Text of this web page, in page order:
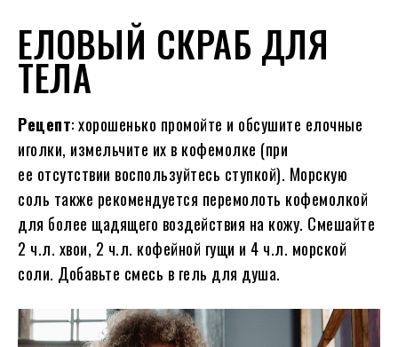
ЕЛОВЫЙ СКРАБ ДЛЯ
ТЕЛА
Рецепт: хорошенько промойте и обсушите елочные
иголки, измельчите их в кофемолке (при
ее отсутствии воспользуйтесь ступкой). Морскую
соль также рекомендуется перемолоть кофемолкой
для более щадящего воздействия на кожу. Смешайте
2 ч.л. хвои, 2 ч.л. кофейной гущи и 4 ч.л. морской
соли. Добавьте смесь в гель для душа.